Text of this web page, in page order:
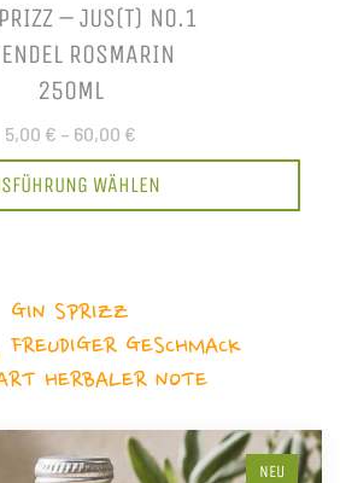
– JUS(T) NO.1
ROSMARIN
250ML
5,00 € – 60,00 €
WÄHLEN
GIN SPRIZZ
GESCHMACK
HERBALER NOTE
NEU